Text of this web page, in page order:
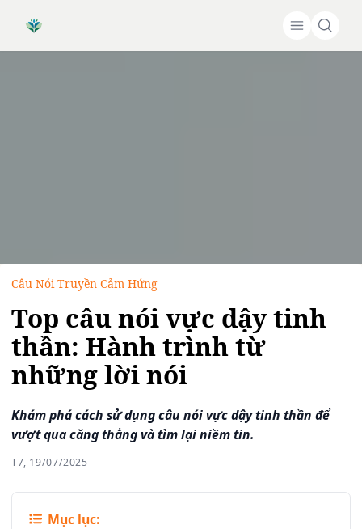
Câu Nói Truyền Cảm Hứng
Top câu nói vực dậy tinh
thần: Hành trình từ
những lời nói
Khám phá cách sử dụng câu nói vực dậy tinh thần để
vượt qua căng thẳng và tìm lại niềm tin.
T7, 19/07/2025
Mục lục: